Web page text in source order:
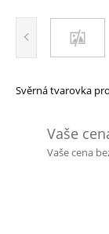
Svěrná tvarovka
Vaše
Vaše cena